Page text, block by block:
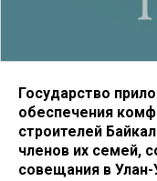
Государство
обеспечения
строителей
членов их семей,
совещания в